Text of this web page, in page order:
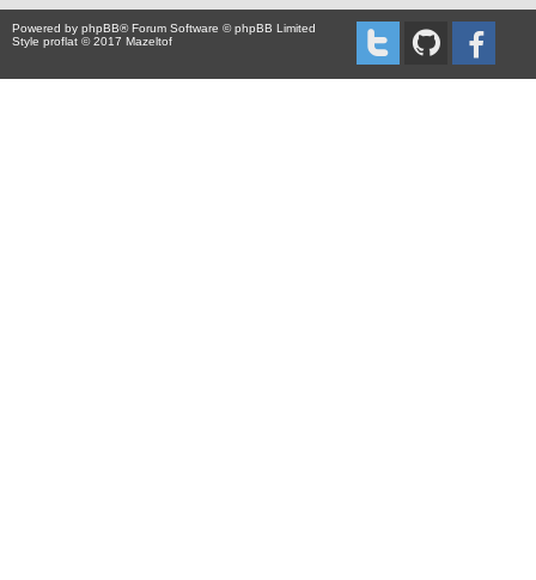
Powered by phpBB® Forum Software © phpBB Limited
Style proflat © 2017 Mazeltof